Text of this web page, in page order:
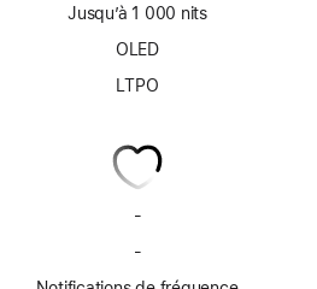
Jusqu’à 1 000 nits
OLED
LTPO
-
-
d’app